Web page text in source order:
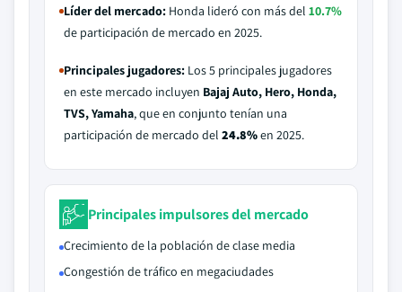
Líder del mercado: Honda lideró con más del 10.7%
de participación de mercado en 2025.
Principales jugadores: Los 5 principales jugadores
en este mercado incluyen Bajaj Auto, Hero, Honda,
TVS, Yamaha, que en conjunto tenían una
participación de mercado del 24.8%en 2025.
Principales impulsores del mercado
Crecimiento de la población de clase media
Congestión de tráfico en megaciudades